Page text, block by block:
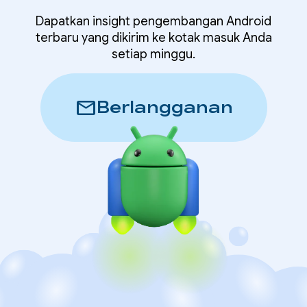
Dapatkan insight pengembangan Android
terbaru yang dikirim ke kotak masuk Anda
setiap minggu.
mailBerlangganan